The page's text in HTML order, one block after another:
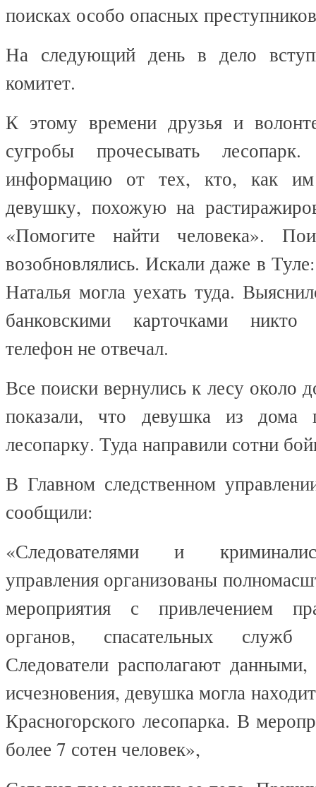
поисках особо опасных
На следующий день в дело
комитет.
К этому времени друзья и
сугробы прочесывать
информацию от тех, кто, как им
девушку, похожую на
«Помогите найти человека».
возобновлялись. Искали даже в
Наталья могла уехать туда.
банковскими карточками никто
телефон не отвечал.
Все поиски вернулись к лесу около
показали, что девушка из дома
лесопарку. Туда направили сотни
В Главном следственном
сообщили:
«Следователями и
управления организованы
мероприятия с привлечением
органов, спасательных
Следователи располагают
исчезновения, девушка могла
Красногорского лесопарка. В
более 7 сотен человек»,